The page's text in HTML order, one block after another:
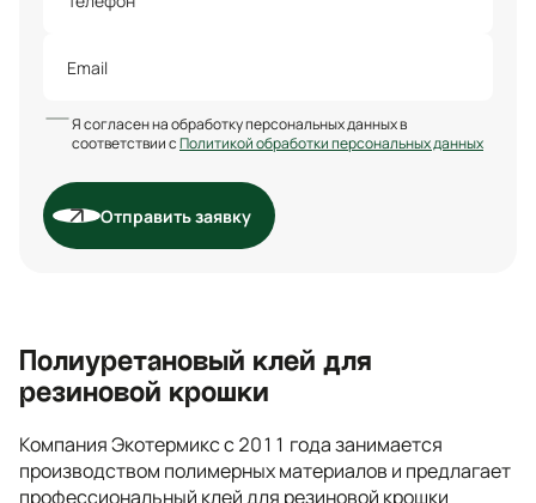
Я согласен на обработку персональных данных в
соответствии сПолитикой обработки персональных данных
Отправить заявку
Полиуретановый клей для
резиновой крошки
Компания Экотермикс с 2011 года занимается
производством полимерных материалов и предлагает
профессиональный клей для резиновой крошки